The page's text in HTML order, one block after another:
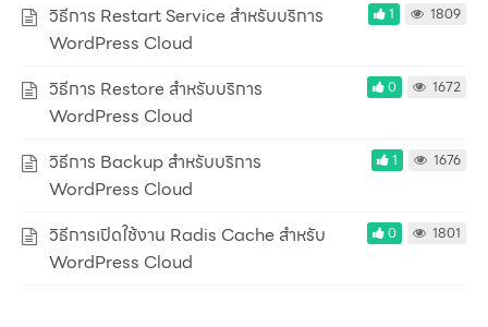
วิธีการ Restart Service สำหรับบริการ
WordPress Cloud
1 1809
วิธีการ Restore สำหรับบริการ
WordPress Cloud
0 1672
วิธีการ Backup สำหรับบริการ
WordPress Cloud
1 1676
วิธีการเปิดใช้งาน Radis Cache สำหรับ
WordPress Cloud
0 1801